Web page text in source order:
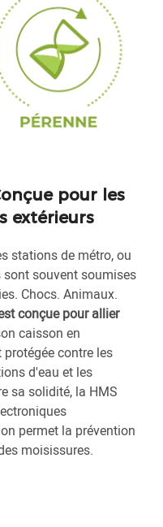
pour les
extérieurs
stations de métro, ou
sont souvent soumises
Chocs. Animaux.
conçue pour allier
caisson en
contre les
d'eau et les
sa solidité, la HMS
permet la prévention
moisissures.